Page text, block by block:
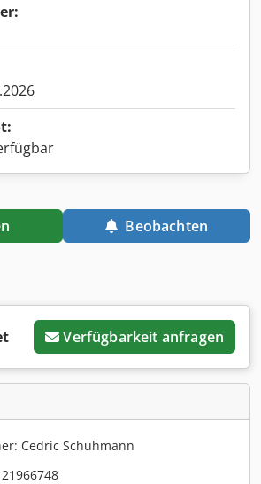
Beobachten
Verfügbarkeit anfragen
Cedric Schuhmann